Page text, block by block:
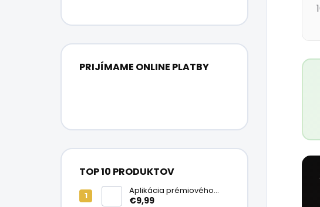
PRIJÍMAME ONLINE PLATBY
TOP 10 PRODUKTOV
Aplikácia prémiového
ochranného skla na
€9,99